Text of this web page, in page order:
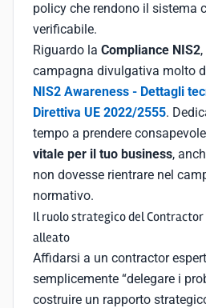
policy che rendono il sistema
verificabile.
Riguardo la Compliance NIS2
campagna divulgativa molto
NIS2 Awareness - Dettagli
Direttiva UE 2022/2555.
tempo a prendere
vitale per il tuo business,
non dovesse rientrare nel
normativo.
Il ruolo strategico del Contractor
alleato
Affidarsi a un contractor
semplicemente “delegare i
costruire un rapporto